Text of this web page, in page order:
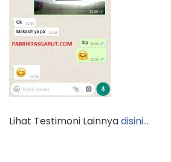
Lihat Testimoni Lainnyadisini…